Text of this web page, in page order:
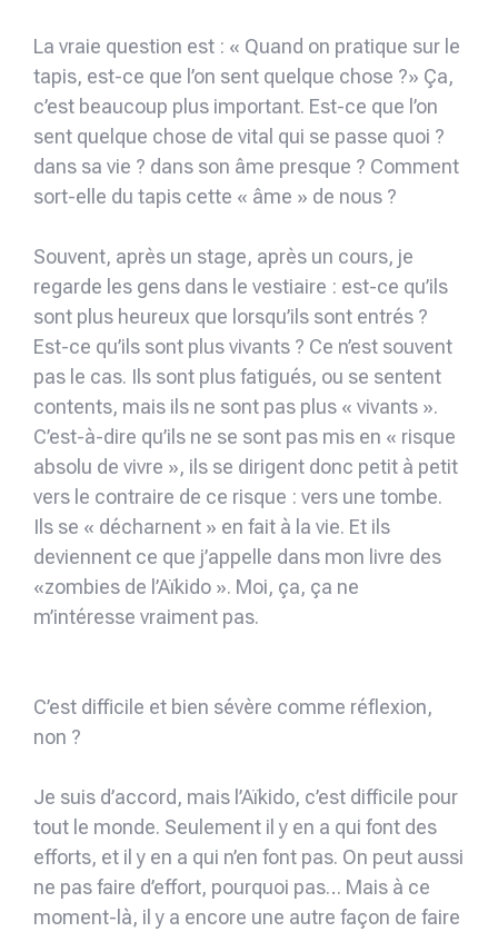
La vraie question est : « Quand on pratique sur le
tapis, est-ce que l’on sent quelque chose ?» Ça,
c’est beaucoup plus important. Est-ce que l’on
sent quelque chose de vital qui se passe quoi ?
dans sa vie ? dans son âme presque ? Comment
sort-elle du tapis cette « âme » de nous ?
Souvent, après un stage, après un cours, je
regarde les gens dans le vestiaire : est-ce qu’ils
sont plus heureux que lorsqu’ils sont entrés ?
Est-ce qu’ils sont plus vivants ? Ce n’est souvent
pas le cas. Ils sont plus fatigués, ou se sentent
contents, mais ils ne sont pas plus « vivants ».
C’est-à-dire qu’ils ne se sont pas mis en « risque
absolu de vivre », ils se dirigent donc petit à petit
vers le contraire de ce risque : vers une tombe.
Ils se « décharnent » en fait à la vie. Et ils
deviennent ce que j’appelle dans mon livre des
«zombies de l’Aïkido ». Moi, ça, ça ne
m’intéresse vraiment pas.
C’est difficile et bien sévère comme réflexion,
non ?
Je suis d’accord, mais l’Aïkido, c’est difficile pour
tout le monde. Seulement il y en a qui font des
efforts, et il y en a qui n’en font pas. On peut aussi
ne pas faire d’effort, pourquoi pas… Mais à ce
moment-là, il y a encore une autre façon de faire